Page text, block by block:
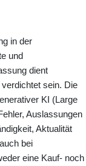
in der
und
dient
sein. Die
KI (Large
Auslassungen
Aktualität
bei
eine Kauf- noch